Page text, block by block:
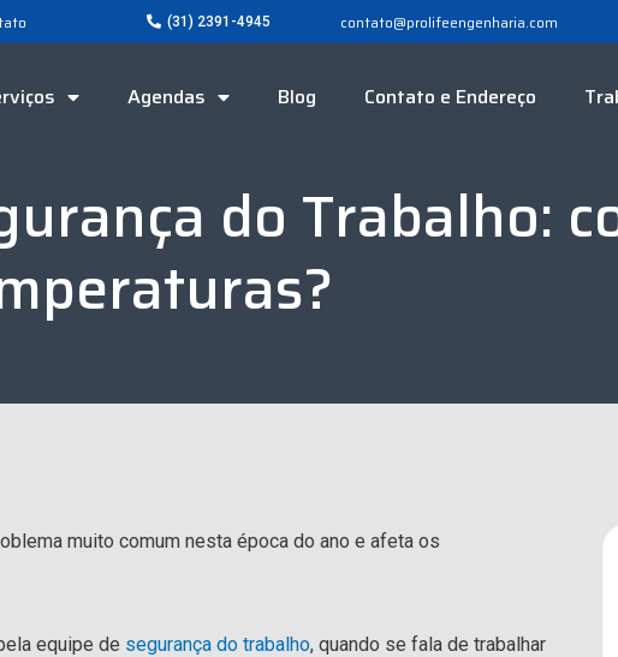
(31) 2391-4945 contato@prolifeengenharia.com
Agendas Blog Contato e Endereço
do Trabalho:
muito comum nesta época do ano e afeta os
equipe de segurança do trabalho, quando se fala de trabalhar